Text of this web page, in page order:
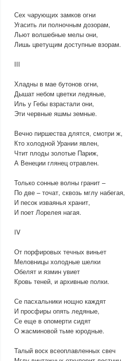
Сех чарующих замков огни
Угасить ли полночным дозорам,
Льют волшебные мелы они,
Лишь цветущим доступные взорам.
III
Хладны в мае бутонов огни,
Дышат небом цветки ледяные,
Иль у Гебы взрастали они,
Эти червные яшмы земные.
Вечно пиршества длятся, смотри ж,
Кто холодной Урании явлен,
Чтит плоды золотые Париж,
А Венеции глянец отравлен.
Только сонные волны гранит –
По две – точат, сквозь мглу набегая,
И песок изваянья хранит,
И поет Лорелея нагая.
IV
От порфировых течных виньет
Меловницы холодные шелки
Обелят и язмин увиет
Кровь теней, и архивные полки.
Се пасхальники нощно каждят
И просфиры опять ледяные,
Се еще в опомерти сидят
О жасминовой тьме юродные.
Талый воск всеоплавленных свеч